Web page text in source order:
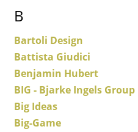
... voir toutes les tables
Rangements
Étagères & Armoires
Bibliothèques
B
Bartoli Design
Battista Giudici
Benjamin Hubert
BIG - Bjarke Ingels Group
Big Ideas
Big-Game